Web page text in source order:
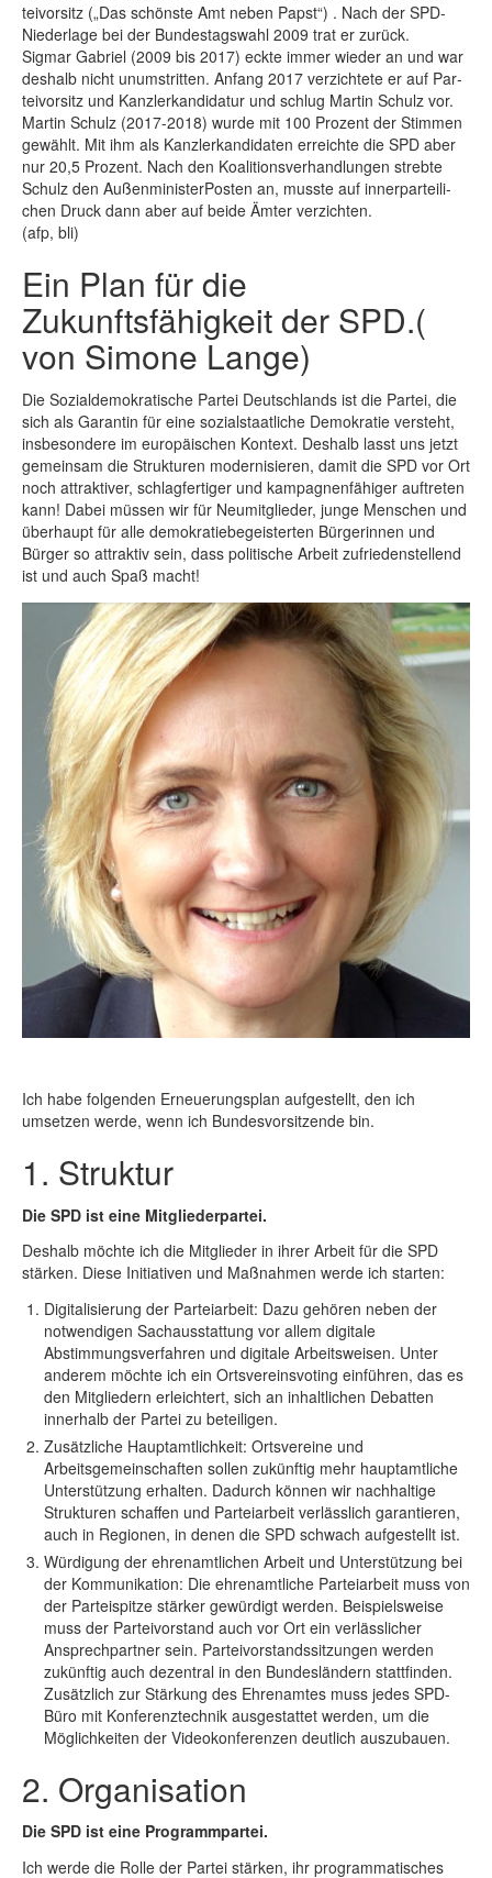
tei­vor­sitz („Das schöns­te Amt ne­ben Papst“) . Nach der SPD-
Nie­der­la­ge bei der Bun­des­tags­wahl 2009 trat er zu­rück.
Sig­mar Ga­b­ri­el (2009 bis 2017) eck­te im­mer wie­der an und war
des­halb nicht un­um­strit­ten. An­fang 2017 ver­zich­te­te er auf Par­
tei­vor­sitz und Kanz­ler­kan­di­da­tur und schlug Mar­tin Schulz vor.
Mar­tin Schulz (2017-2018) wur­de mit 100 Pro­zent der Stim­men
ge­wählt. Mit ihm als Kanz­ler­kan­di­da­ten er­reich­te die SPD aber
nur 20,5 Pro­zent. Nach den Ko­ali­ti­ons­ver­hand­lun­gen streb­te
Schulz den Au­ßen­mi­nis­terPos­ten an, muss­te auf in­ner­par­tei­li­
chen Druck dann aber auf bei­de Äm­ter ver­zich­ten.
(afp, bli)
Ein Plan für die
Zukunftsfähigkeit der SPD.(
von Simone Lange)
Die Sozialdemokratische Partei Deutschlands ist die Partei, die
sich als Garantin für eine sozialstaatliche Demokratie versteht,
insbesondere im europäischen Kontext. Deshalb lasst uns jetzt
gemeinsam die Strukturen modernisieren, damit die SPD vor Ort
noch attraktiver, schlagfertiger und kampagnenfähiger auftreten
kann! Dabei müssen wir für Neumitglieder, junge Menschen und
überhaupt für alle demokratiebegeisterten Bürgerinnen und
Bürger so attraktiv sein, dass politische Arbeit zufriedenstellend
ist und auch Spaß macht!
Ich habe folgenden Erneuerungsplan aufgestellt, den ich
umsetzen werde, wenn ich Bundesvorsitzende bin.
1. Struktur
Die SPD ist eine Mitgliederpartei.
Deshalb möchte ich die Mitglieder in ihrer Arbeit für die SPD
stärken. Diese Initiativen und Maßnahmen werde ich starten:
Digitalisierung der Parteiarbeit: Dazu gehören neben der
notwendigen Sachausstattung vor allem digitale
Abstimmungsverfahren und digitale Arbeitsweisen. Unter
anderem möchte ich ein Ortsvereinsvoting einführen, das es
den Mitgliedern erleichtert, sich an inhaltlichen Debatten
innerhalb der Partei zu beteiligen.
Zusätzliche Hauptamtlichkeit: Ortsvereine und
Arbeitsgemeinschaften sollen zukünftig mehr hauptamtliche
Unterstützung erhalten. Dadurch können wir nachhaltige
Strukturen schaffen und Parteiarbeit verlässlich garantieren,
auch in Regionen, in denen die SPD schwach aufgestellt ist.
Würdigung der ehrenamtlichen Arbeit und Unterstützung bei
der Kommunikation: Die ehrenamtliche Parteiarbeit muss von
der Parteispitze stärker gewürdigt werden. Beispielsweise
muss der Parteivorstand auch vor Ort ein verlässlicher
Ansprechpartner sein. Parteivorstandssitzungen werden
zukünftig auch dezentral in den Bundesländern stattfinden.
Zusätzlich zur Stärkung des Ehrenamtes muss jedes SPD-
Büro mit Konferenztechnik ausgestattet werden, um die
Möglichkeiten der Videokonferenzen deutlich auszubauen.
2. Organisation
Die SPD ist eine Programmpartei.
Ich werde die Rolle der Partei stärken, ihr programmatisches